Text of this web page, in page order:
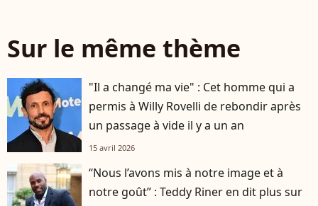
Sur le même thème
"Il a changé ma vie" : Cet homme qui a
permis à Willy Rovelli de rebondir après
un passage à vide il y a un an
15 avril 2026
“Nous l’avons mis à notre image et à
notre goût” : Teddy Riner en dit plus sur